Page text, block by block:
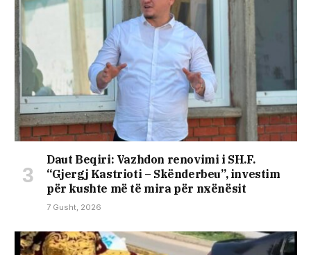
Daut Beqiri: Vazhdon renovimi i SH.F.
“Gjergj Kastrioti – Skënderbeu”, investim
për kushte më të mira për nxënësit
7 Gusht, 2026